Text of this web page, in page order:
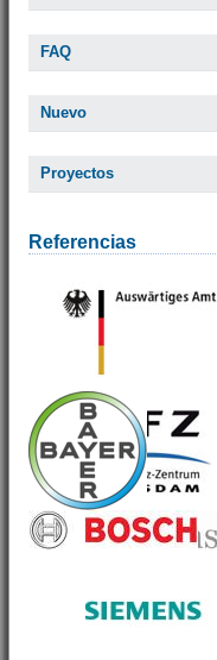
FAQ
Nuevo
Proyectos
Referencias